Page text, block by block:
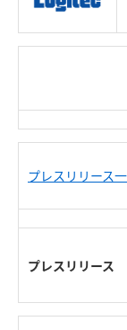
プレスリリース
プレスリリース